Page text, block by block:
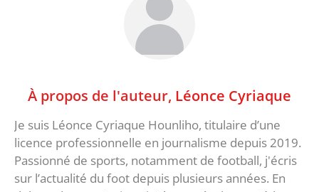
À propos de l'auteur, Léonce Cyriaque
Je suis Léonce Cyriaque Hounliho, titulaire d’une
licence professionnelle en journalisme depuis 2019.
Passionné de sports, notamment de football, j'écris
sur l’actualité du foot depuis plusieurs années. En